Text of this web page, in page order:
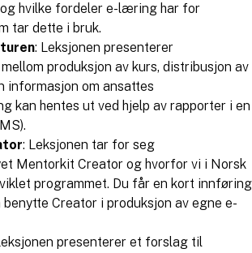
hvilke fordeler e-læring har for
tar dette i bruk.
: Leksjonen presenterer
produksjon av kurs, distribusjon av
informasjon om ansattes
kan hentes ut ved hjelp av rapporter i en
: Leksjonen tar for seg
Mentorkit Creator og hvorfor vi i Norsk
programmet. Du får en kort innføring
benytte Creator i produksjon av egne e-
presenterer et forslag til